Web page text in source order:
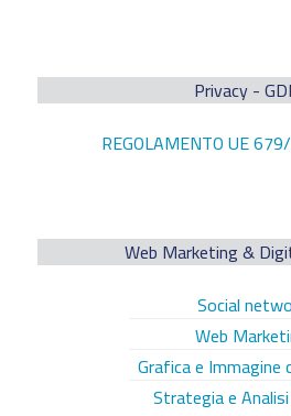
Privacy -
REGOLAMENTO UE
Web Marketing &
Social
Web
Grafica e Immagine
Strategia e